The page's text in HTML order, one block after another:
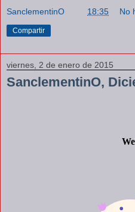
SanclementinO 18:35 No
Compartir
viernes, 2 de enero de 2015
SanclementinO,